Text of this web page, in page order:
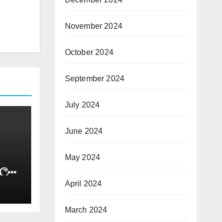
November 2024
October 2024
September 2024
July 2024
June 2024
May 2024
April 2024
March 2024